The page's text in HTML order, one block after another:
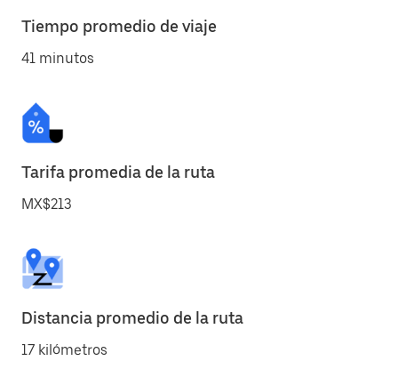
Tiempo promedio de viaje
41 minutos
Tarifa promedia de la ruta
MX$213
Distancia promedio de la ruta
17 kilómetros